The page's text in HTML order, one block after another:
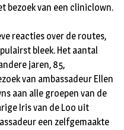
bezoek van een cliniclown.
reacties over de routes,
bleek. Het aantal
jaren, 85,
van ambassadeur Ellen
aan alle groepen van de
Iris van de Loo uit
een zelfgemaakte